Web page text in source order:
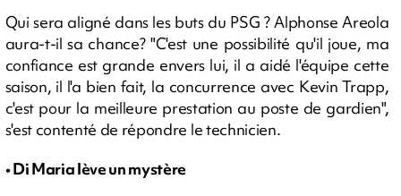
Qui sera aligné dans les buts du PSG ? Alphonse Areola
aura-t-il sa chance? "C'est une possibilité qu'il joue, ma
confiance est grande envers lui, il a aidé l'équipe cette
saison, il l'a bien fait, la concurrence avec Kevin Trapp,
c'est pour la meilleure prestation au poste de gardien",
s'est contenté de répondre le technicien.
• Di Maria lève un mystère